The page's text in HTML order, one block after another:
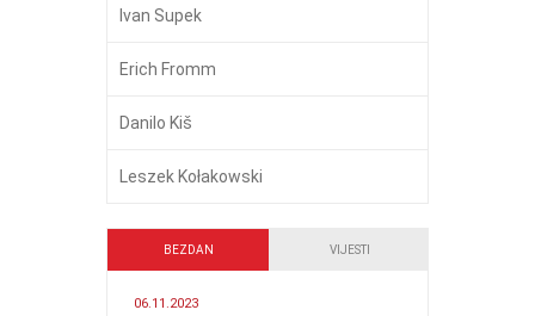
Ivan Supek
Erich Fromm
Danilo Kiš
Leszek Kołakowski
BEZDAN VIJESTI
06.11.2023